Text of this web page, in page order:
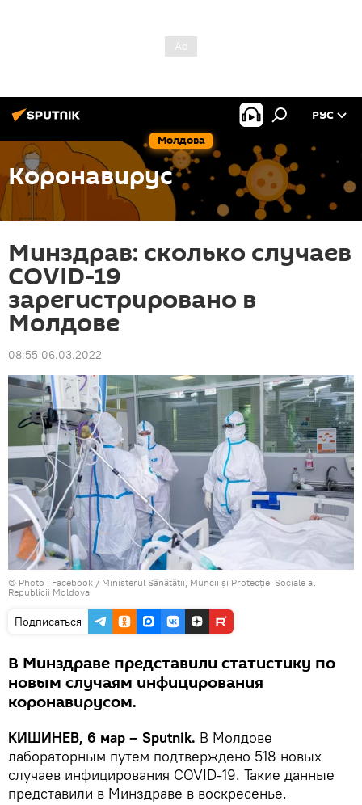
Молдова
РУС
Коронавирус
Минздрав: сколько случаев
COVID-19
зарегистрировано в
Молдове
08:55 06.03.2022
© Photo : Facebook / Ministerul Sănătății, Muncii și Protecției Sociale al
Republicii Moldova
Подписаться
В Минздраве представили статистику по
новым случаям инфицирования
коронавирусом.
КИШИНЕВ, 6 мар – Sputnik. В Молдове
лабораторным путем подтверждено 518 новых
случаев инфицирования COVID-19. Такие данные
представили в Минздраве в воскресенье.